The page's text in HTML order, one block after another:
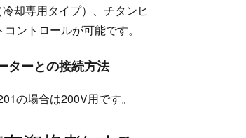
却専用タイプ）、チタンヒ
ントロールが可能です。
ターとの接続方法
の場合は200V用です。